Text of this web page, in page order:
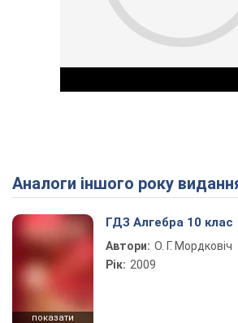
Play
Аналоги іншого року
показати
ГДЗ Алгебра 10 клас
Автори: О. Г. Мордковіч
Рік: 2009